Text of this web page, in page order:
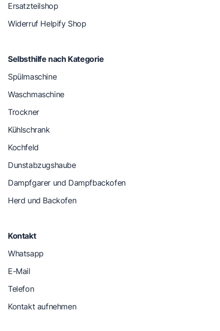
Ersatzteilshop
Widerruf Helpify Shop
Selbsthilfe nach Kategorie
Spülmaschine
Waschmaschine
Trockner
Kühlschrank
Kochfeld
Dunstabzugshaube
Dampfgarer und Dampfbackofen
Herd und Backofen
Kontakt
Whatsapp
E-Mail
Telefon
Kontakt aufnehmen